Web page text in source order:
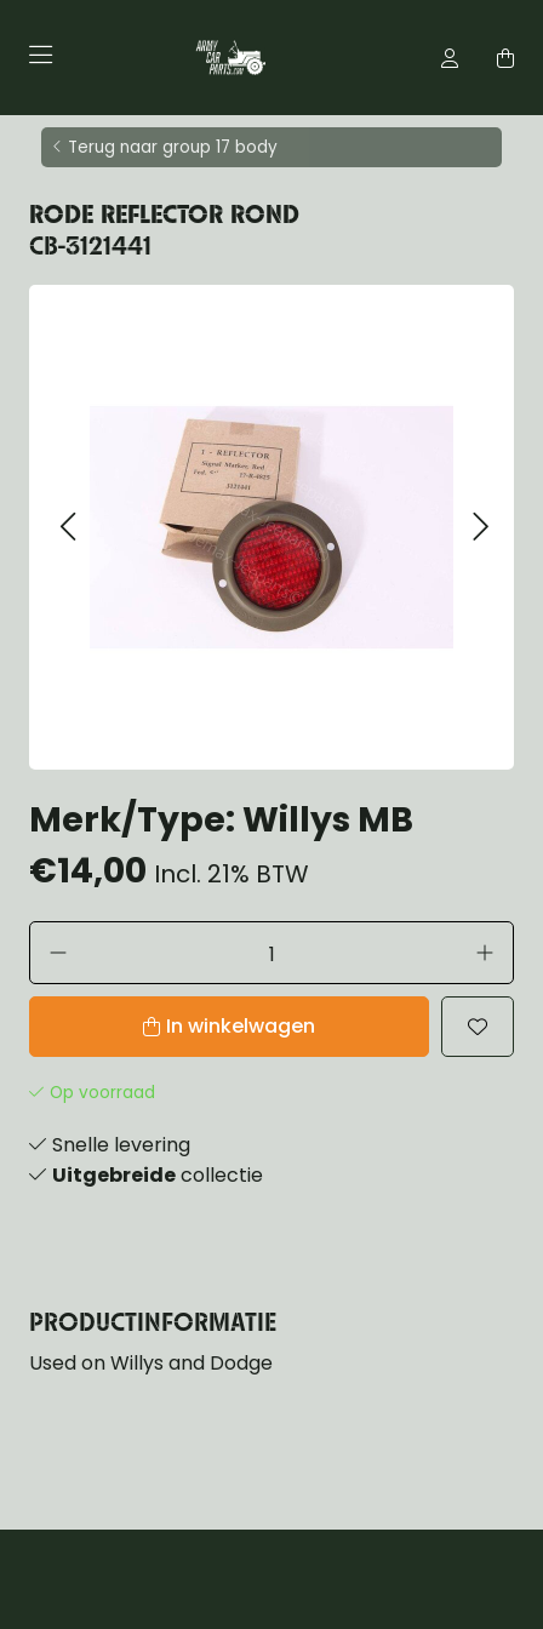
Terug naar group 17 body
RODE REFLECTOR ROND
CB-3121441
Merk/Type: Willys MB
€14,00 Incl. 21% BTW
In winkelwagen
Op voorraad
Snelle levering
Uitgebreidecollectie
PRODUCTINFORMATIE
Used on Willys and Dodge